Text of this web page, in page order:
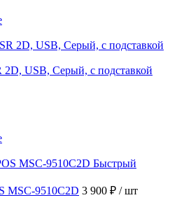
USB, Серый, с подставкой
Быстрый
MSC-9510C2D 3 900 ₽ / шт